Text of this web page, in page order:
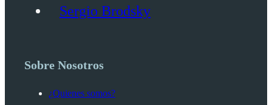
Sergio Brodsky
Sobre Nosotros
¿Quienes somos?